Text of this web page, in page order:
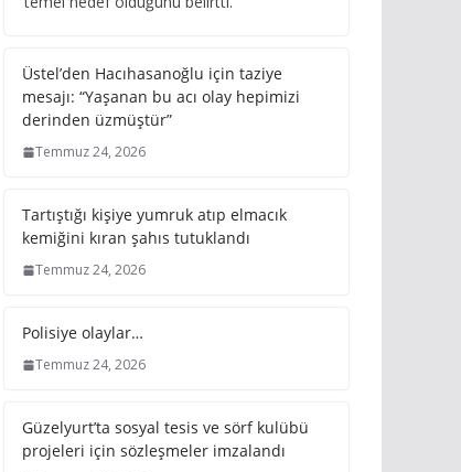
Üstel’den Hacıhasanoğlu için taziye
mesajı: “Yaşanan bu acı olay hepimizi
derinden üzmüştür”
Temmuz 24, 2026
Tartıştığı kişiye yumruk atıp elmacık
kemiğini kıran şahıs tutuklandı
Temmuz 24, 2026
Polisiye olaylar…
Temmuz 24, 2026
Güzelyurt’ta sosyal tesis ve sörf kulübü
projeleri için sözleşmeler imzalandı